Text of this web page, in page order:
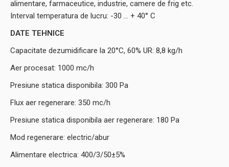
alimentare, farmaceutice, industrie, camere de frig etc.
Interval temperatura de lucru: -30 ... + 40° C
DATE TEHNICE
Capacitate dezumidificare la 20°C, 60% UR: 8,8 kg/h
Aer procesat: 1000 mc/h
Presiune statica disponibila: 300 Pa
Flux aer regenerare: 350 mc/h
Presiune statica disponibila aer regenerare: 180 Pa
Mod regenerare: electric/abur
Alimentare electrica: 400/3/50±5%